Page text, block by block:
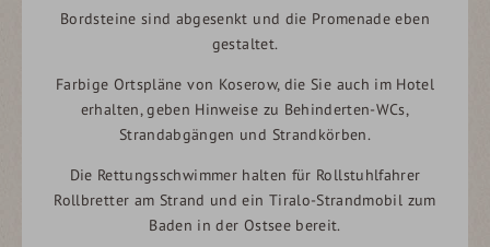
Kontakt mit dem Schloss. Es werden beide Hände
zum Öffnen der Zimmertür benötigt.
Unsere Türensind alle 90 cm breit.
DieBäder in den behindertenfreundlichen DZsind
mit einer Dusche ausgestattet, in der man den Sitz
Haltegriff. Wir haben Zimmer, in denen der Haltegriff
links oder rechts ist, sagen Sie bei Buchung einfach
Bescheid, wo Sie den Haltegriff benötigen. Die
Bordsteine sind abgesenkt und die Promenade eben
gestaltet.
Farbige Ortspläne von Koserow, die Sie auch im Hotel
erhalten, geben Hinweise zu Behinderten-WCs,
Strandabgängen und Strandkörben.
Die Rettungsschwimmer halten für Rollstuhlfahrer
Rollbretter am Strand und ein Tiralo-Strandmobil zum
Baden in der Ostsee bereit.